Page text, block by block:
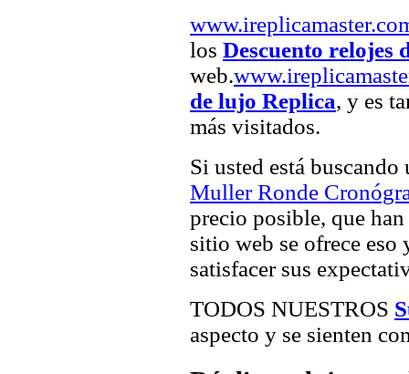
los Descuento relojes
web.
de lujo Replica, y es
más visitados.
Si usted está
Muller Ronde
precio posible, que
sitio web se ofrece eso
satisfacer sus
TODOS NUESTROS
aspecto y se sienten